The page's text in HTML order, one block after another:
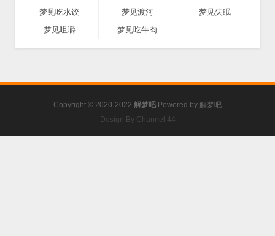
梦见吃水饺
梦见渡河
梦见失眠
梦见咀嚼
梦见吃牛肉
Copyright © 2020-2022 解梦吧 Powered by 解梦吧
Design By Channel 44